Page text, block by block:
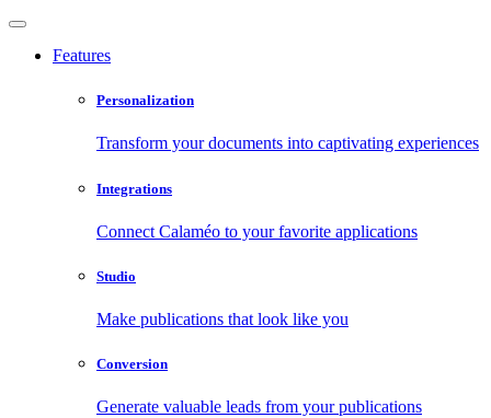
Features
Personalization
Transform your documents into captivating experiences
Integrations
Connect Calaméo to your favorite applications
Studio
Make publications that look like you
Conversion
Generate valuable leads from your publications